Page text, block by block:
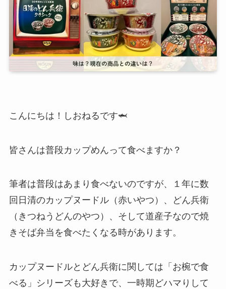
こんにちは！しおねるです🦈
皆さんは普段カップめんって食べますか？
筆者は普段はあまり食べないのですが、１年に数
回日清のカップヌードル（赤いやつ）、どん兵衛
（きつねうどんのやつ）、そして道産子なので焼
きそば弁当を食べたくなる時があります。
カップヌードルとどん兵衛に関しては「お椀で食
べる」シリーズも大好きで、一時期どハマりして